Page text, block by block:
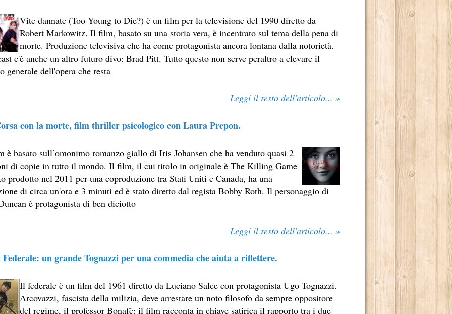
EDIZIONE DEL PREMIO STREGA.
ORMAI NON PIU ESORDIENTE, BENSI AMPIAMENTE RADICATO NEL NOSTRO PAESE.
RAPPRESENTA L'ESORDIO ENIGMATICO E AVVINCENTE DI MARCELLO SIMONI.
RACCOMANDATI SE TI PIACCIONO NEL MESE DI APRILE 2013.
CAPITOLO DI QUELLA CHE DOVREBBE ESSERE LA QUADRILOGIA DI CARLOS RUIZ ZAFÓN.
IN OLTRE 40 LINGUE, LE SUE OPERE HANNO CONQUISTATO MILIONI DI LETTORI E NUMEROSI PREMI NEI CINQUE
LIBRO CAMPIONE DI VENDITE, IL CACCIATORE DI AQUILONI.
LIBRO DI JEFFERY DEAVER DEDICATO AL CRIMINOLOGO TETRAPLEGICO LINCOLN RHYME.
ATIPICO, UN VIAGGIO INTERIORE DI ISABEL ALLENDE NELL'INCONTAMINATO ARCIPELAGO DI CHILOÉ.
LATINOAMERICANE DI MAGGIOR SUCCESSO AL MONDO.
UNO PSICOPATICO ASSOLDATO DAL POTERE PER POTER INCASTRARE UN PEZZO GROSSO DELLA MAFIA
RISIEDE QUASI ESCLUSIVAMENTE NELLA SUA ENORME CAPACITÀ DI CONTROLLARE “LA SCRITTURA”.
RACCOMANDATI SE TI PIACCIONO NEL MESE DI MAGGIO 2013.
LE MINACCE E LA VITA SOTTO SCORTA.
Vite dannate (Too Young to Die?) è un film per la televisione del 1990 diretto da
Robert Markowitz. Il film, basato su una storia vera, è incentrato sul tema della pena di
morte. Produzione televisiva che ha come protagonista ancora lontana dalla notorietà.
c'è anche un altro futuro divo: Brad Pitt. Tutto questo non serve peraltro a elevare il
generale dell'opera che resta
Leggi il resto dell'articolo... »
con la morte, film thriller psicologico con Laura Prepon.
è basato sull’omonimo romanzo giallo di Iris Johansen che ha venduto quasi 2
di copie in tutto il mondo. Il film, il cui titolo in originale è The Killing Game
prodotto nel 2011 per una coproduzione tra Stati Uniti e Canada, ha una
di circa un'ora e 3 minuti ed è stato diretto dal regista Bobby Roth. Il personaggio di
è protagonista di ben diciotto
Leggi il resto dell'articolo... »
un grande Tognazzi per una commedia che aiuta a riflettere.
Il federale è un film del 1961 diretto da Luciano Salce con protagonista Ugo Tognazzi.
Arcovazzi, fascista della milizia, deve arrestare un noto filosofo da sempre oppositore
del regime, il professor Bonafè: il film racconta in chiave satirica il rapporto tra i due